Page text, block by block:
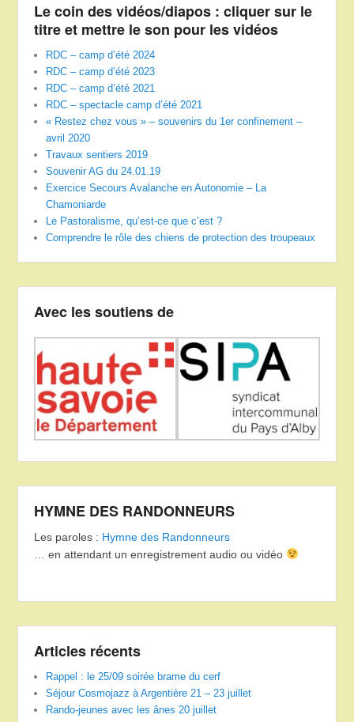
Le coin des vidéos/diapos : cliquer sur le
titre et mettre le son pour les vidéos
RDC – camp d’été 2024
RDC – camp d’été 2023
RDC – camp d’été 2021
RDC – spectacle camp d’été 2021
« Restez chez vous » – souvenirs du 1er confinement –
avril 2020
Travaux sentiers 2019
Souvenir AG du 24.01.19
Exercice Secours Avalanche en Autonomie – La
Chamoniarde
Le Pastoralisme, qu’est-ce que c’est ?
Comprendre le rôle des chiens de protection des troupeaux
Avec les soutiens de
HYMNE DES RANDONNEURS
Les paroles : Hymne des Randonneurs
… en attendant un enregistrement audio ou vidéo
Articles récents
Rappel : le 25/09 soirée brame du cerf
Séjour Cosmojazz à Argentière 21 – 23 juillet
Rando-jeunes avec les ânes 20 juillet